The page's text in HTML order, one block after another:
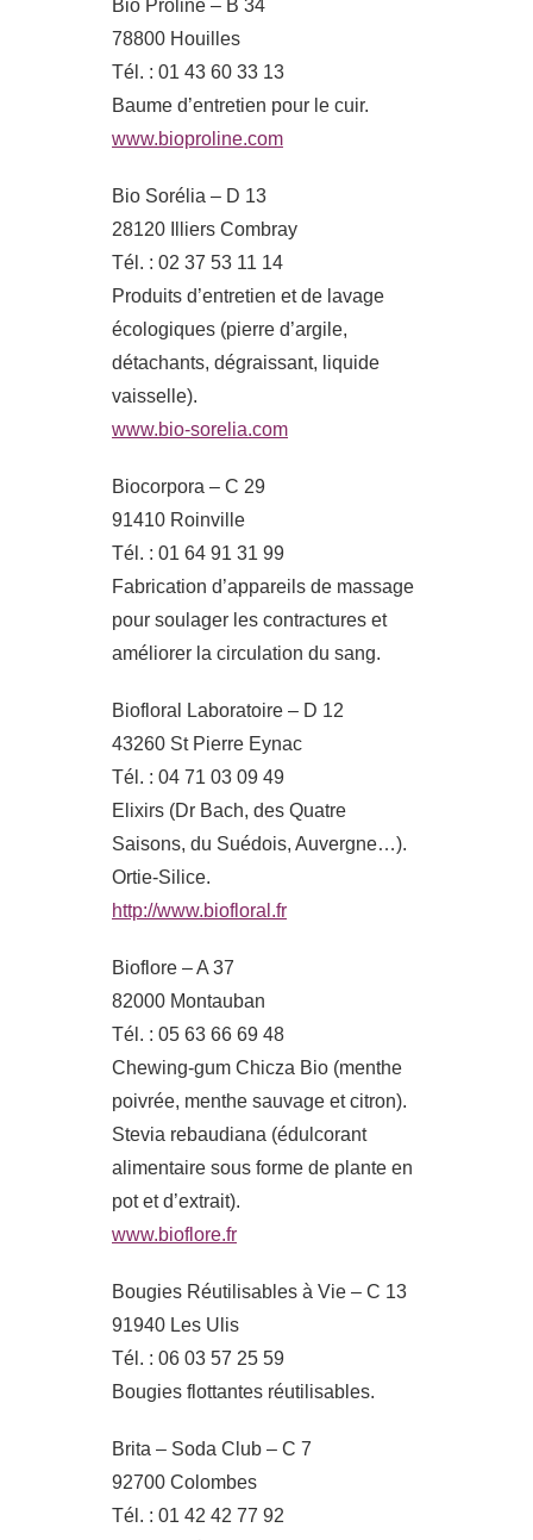
Bio Proline – B 34
78800 Houilles
Tél. : 01 43 60 33 13
Baume d’entretien pour le cuir.
www.bioproline.com
Bio Sorélia – D 13
28120 Illiers Combray
Tél. : 02 37 53 11 14
Produits d’entretien et de lavage
écologiques (pierre d’argile,
détachants, dégraissant, liquide
vaisselle).
www.bio-sorelia.com
Biocorpora – C 29
91410 Roinville
Tél. : 01 64 91 31 99
Fabrication d’appareils de massage
pour soulager les contractures et
améliorer la circulation du sang.
Biofloral Laboratoire – D 12
43260 St Pierre Eynac
Tél. : 04 71 03 09 49
Elixirs (Dr Bach, des Quatre
Saisons, du Suédois, Auvergne…).
Ortie-Silice.
http://www.biofloral.fr
Bioflore – A 37
82000 Montauban
Tél. : 05 63 66 69 48
Chewing-gum Chicza Bio (menthe
poivrée, menthe sauvage et citron).
Stevia rebaudiana (édulcorant
alimentaire sous forme de plante en
pot et d’extrait).
www.bioflore.fr
Bougies Réutilisables à Vie – C 13
91940 Les Ulis
Tél. : 06 03 57 25 59
Bougies flottantes réutilisables.
Brita – Soda Club – C 7
92700 Colombes
Tél. : 01 42 42 77 92